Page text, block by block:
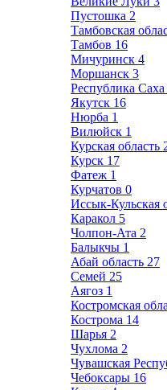
Пустошка 2
Тамбовская
Тамбов 16
Мичуринск 4
Моршанск 3
Республика
Якутск 16
Нюрба 1
Вилюйск 1
Курская область
Курск 17
Фатеж 1
Курчатов 0
Иссык-Кульская
Каракол 5
Чолпон-Ата 2
Балыкчы 1
Абай область 27
Семей 25
Аягоз 1
Костромская
Кострома 14
Шарья 2
Чухлома 2
Чувашская
Чебоксары 16